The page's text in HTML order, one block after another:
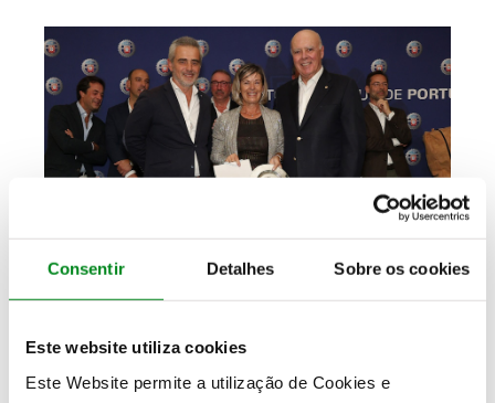
Consentir Detalhes Sobre os cookies
Este website utiliza cookies
Este Website permite a utilização de Cookies e
SENIORES GROSS&NET 100% CLUBE VIAJAR
BPI – Viagem